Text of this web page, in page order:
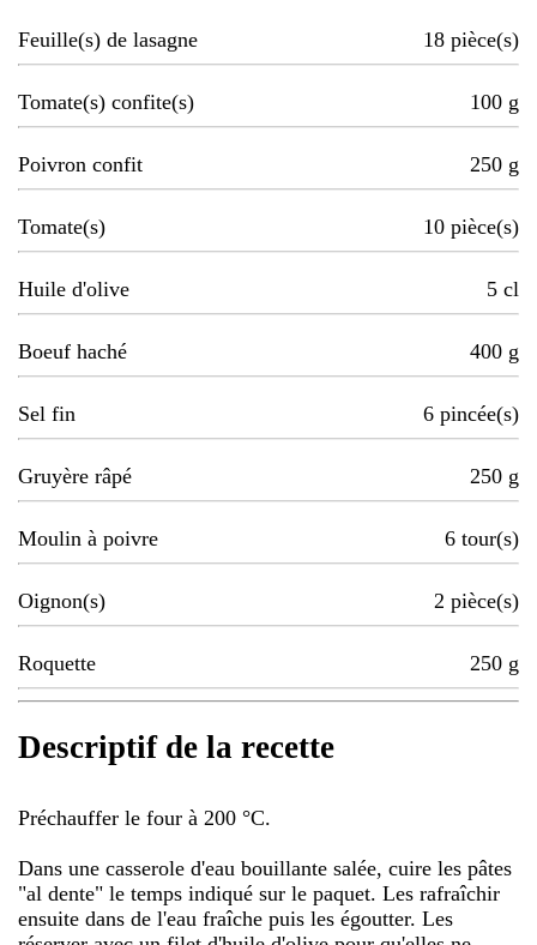
Feuille(s) de lasagne 18 pièce(s)
Tomate(s) confite(s) 100 g
Poivron confit 250 g
Tomate(s) 10 pièce(s)
Huile d'olive 5 cl
Boeuf haché 400 g
Sel fin 6 pincée(s)
Gruyère râpé 250 g
Moulin à poivre 6 tour(s)
Oignon(s) 2 pièce(s)
Roquette 250 g
Descriptif de la recette
Préchauffer le four à 200 °C.
Dans une casserole d'eau bouillante salée, cuire les pâtes
"al dente" le temps indiqué sur le paquet. Les rafraîchir
ensuite dans de l'eau fraîche puis les égoutter. Les